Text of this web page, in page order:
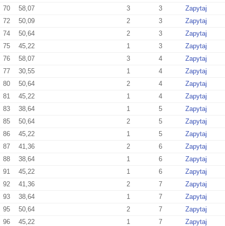
70
58,07 3 3
Zapytaj
72
50,09 2 3
Zapytaj
74
50,64 2 3
Zapytaj
75
45,22 1 3
Zapytaj
76
58,07 3 4
Zapytaj
77
30,55 1 4
Zapytaj
80
50,64 2 4
Zapytaj
81
45,22 1 4
Zapytaj
83
38,64 1 5
Zapytaj
85
50,64 2 5
Zapytaj
86
45,22 1 5
Zapytaj
87
41,36 2 6
Zapytaj
88
38,64 1 6
Zapytaj
91
45,22 1 6
Zapytaj
92
41,36 2 7
Zapytaj
93
38,64 1 7
Zapytaj
95
50,64 2 7
Zapytaj
96
45,22 1 7 Zapytaj